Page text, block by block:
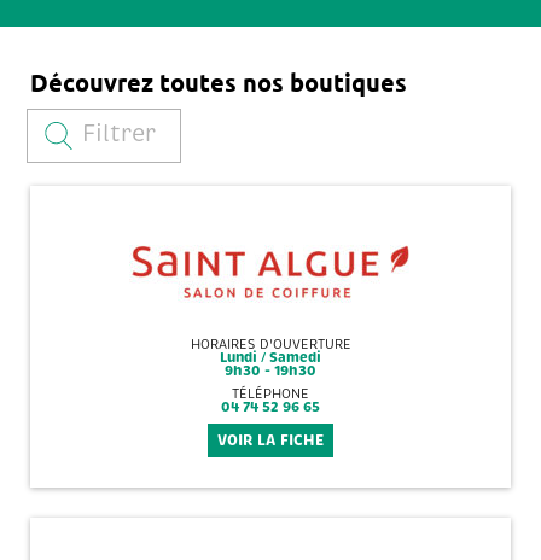
Découvrez toutes nos boutiques
Filtrer
HORAIRES D'OUVERTURE
Lundi / Samedi
9h30 - 19h30
TÉLÉPHONE
04 74 52 96 65
VOIR LA FICHE